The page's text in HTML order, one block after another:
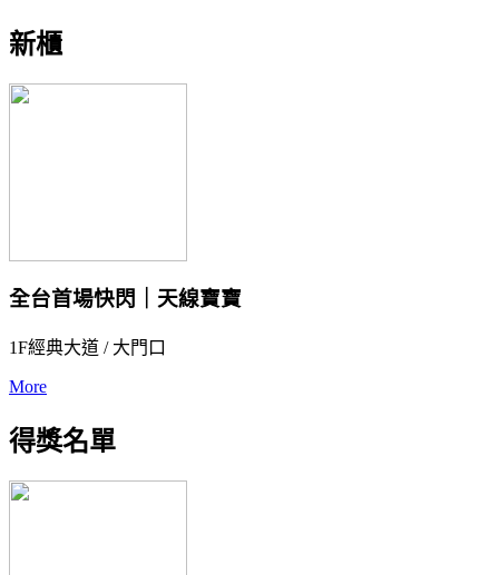
新櫃
全台首場快閃｜天線寶寶
1F經典大道 / 大門口
More
得獎名單